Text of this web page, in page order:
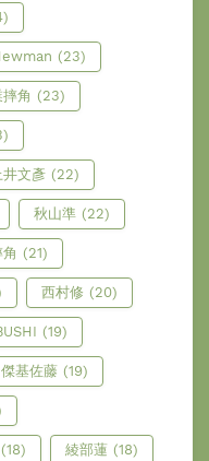
(23)
角 (23)
井文彥 (22)
秋山準 (22)
(21)
西村修 (20)
(19)
傑基佐藤 (19)
(18) 綾部蓮 (18)